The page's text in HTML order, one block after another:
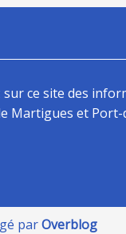
ce site des
Martigues et
parOverblog